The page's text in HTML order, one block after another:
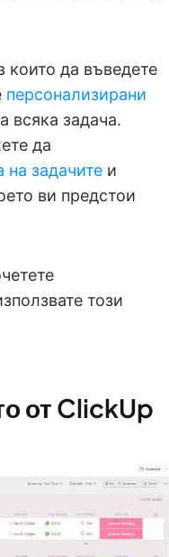
които да въведете
персонализирани
всяка задача.
да
на задачите и
ви предстои
този
от ClickUp